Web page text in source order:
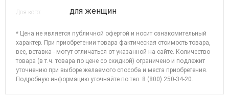
Для кого: для женщин
* Цена не является публичной офертой и носит ознакомительный
характер. При приобретении товара фактическая стоимость товара,
вес, вставка - могут отличаться от указанной на сайте. Количество
товара (в т.ч. товара по цене со скидкой) ограничено и подлежит
уточнению при выборе желаемого способа и места приобретения.
Подробную информацию уточняйте потел. 8 (800) 250-34-20